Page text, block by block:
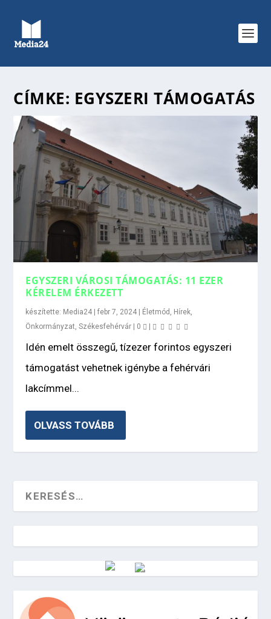
CÍMKE: EGYSZERI TÁMOGATÁS
EGYSZERI VÁROSI TÁMOGATÁS: 11 EZER
KÉRELEM ÉRKEZETT
készítette: Media24 |febr 7, 2024 | Életmód Hírek
Önkormányzat ,Székesfehérvár | 0 |
Idén emelt összegű, tízezer forintos egyszeri
támogatást vehetnek igénybe a fehérvári
lakcímmel...
OLVASS TOVÁBB
Vörösmarty Rádió